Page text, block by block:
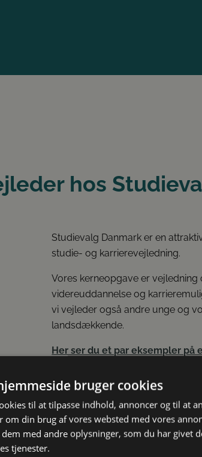
Studievalg
Vejledning
Inspiration
hos
Studievalg Danmark er en
studie- og karrierevejledning.
Vores kerneopgave er
videreuddannelse og
vi vejleder også andre unge og
landsdækkende.
Her ser du et par eksempler på
På nuværende tidspunkt
SE LEDIGE STILLINGER
bruger cookies
til at tilpasse indhold, annoncer og til at
om din brug af vores websted med vores
med andre oplysninger, som du har givet
tjenester.